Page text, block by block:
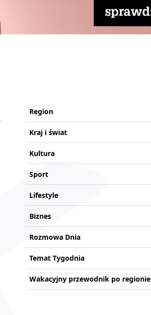
Region
Kraj i świat
Kultura
Sport
Lifestyle
Biznes
Rozmowa Dnia
Temat Tygodnia
Wakacyjny przewodnik po regionie